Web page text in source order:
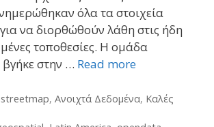
όλα τα στοιχεία
να διορθώθούν λάθη στις ήδη
τοποθεσίες. Η ομάδα
στην … Read more
, Ανοιχτά Δεδομένα, Καλές